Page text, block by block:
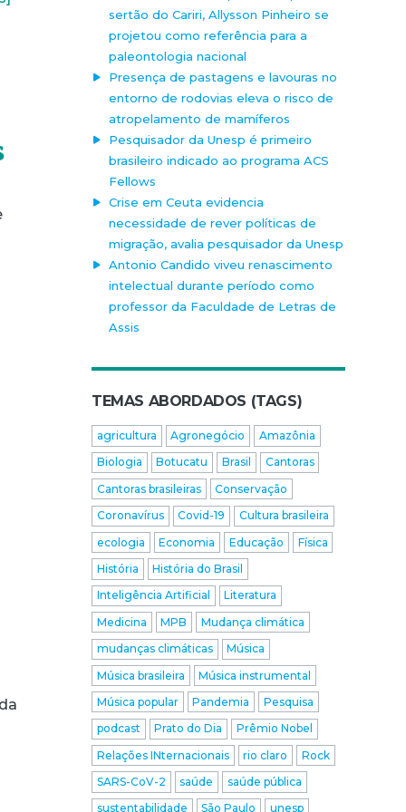
sertão do Cariri, Allysson Pinheiro se
projetou como referência para a
paleontologia nacional
Presença de pastagens e lavouras no
entorno de rodovias eleva o risco de
atropelamento de mamíferos
Pesquisador da Unesp é primeiro
brasileiro indicado ao programa ACS
Fellows
Crise em Ceuta evidencia
necessidade de rever políticas de
migração, avalia pesquisador da Unesp
Antonio Candido viveu renascimento
intelectual durante período como
professor da Faculdade de Letras de
Assis
TEMAS ABORDADOS (TAGS)
agricultura Agronegócio
Amazônia
Biologia
Botucatu Brasil
Cantoras
Cantoras brasileiras
Conservação
Coronavírus
Covid-19
Cultura brasileira
ecologia
Economia Educação
Física
História
História do Brasil
Inteligência Artificial
Literatura
Medicina
MPB
Mudança climática
mudanças climáticas
Música
Música brasileira
Música instrumental
Música popular
Pandemia
Pesquisa
podcast
Prato do Dia
Prêmio Nobel
Relações INternacionais
rio claro
Rock
SARS-CoV-2
saúde
saúde pública
sustentabilidade
São Paulo unesp